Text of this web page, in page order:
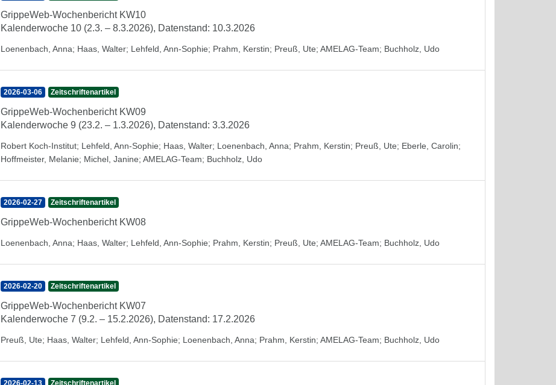
GrippeWeb-Wochenbericht KW10
Kalenderwoche 10 (2.3. – 8.3.2026), Datenstand: 10.3.2026
Loenenbach, Anna; Haas, Walter; Lehfeld, Ann-Sophie; Prahm, Kerstin; Preuß, Ute; AMELAG-Team; Buchholz, Udo
2026-03-06 Zeitschriftenartikel
GrippeWeb-Wochenbericht KW09
Kalenderwoche 9 (23.2. – 1.3.2026), Datenstand: 3.3.2026
Robert Koch-Institut; Lehfeld, Ann-Sophie; Haas, Walter; Loenenbach, Anna; Prahm, Kerstin; Preuß, Ute; Eberle, Carolin;
Hoffmeister, Melanie; Michel, Janine; AMELAG-Team; Buchholz, Udo
2026-02-27 Zeitschriftenartikel
GrippeWeb-Wochenbericht KW08
Loenenbach, Anna; Haas, Walter; Lehfeld, Ann-Sophie; Prahm, Kerstin; Preuß, Ute; AMELAG-Team; Buchholz, Udo
2026-02-20 Zeitschriftenartikel
GrippeWeb-Wochenbericht KW07
Kalenderwoche 7 (9.2. – 15.2.2026), Datenstand: 17.2.2026
Preuß, Ute; Haas, Walter; Lehfeld, Ann-Sophie; Loenenbach, Anna; Prahm, Kerstin; AMELAG-Team; Buchholz, Udo
2026-02-13 Zeitschriftenartikel